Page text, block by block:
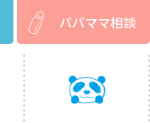
パパママ相談